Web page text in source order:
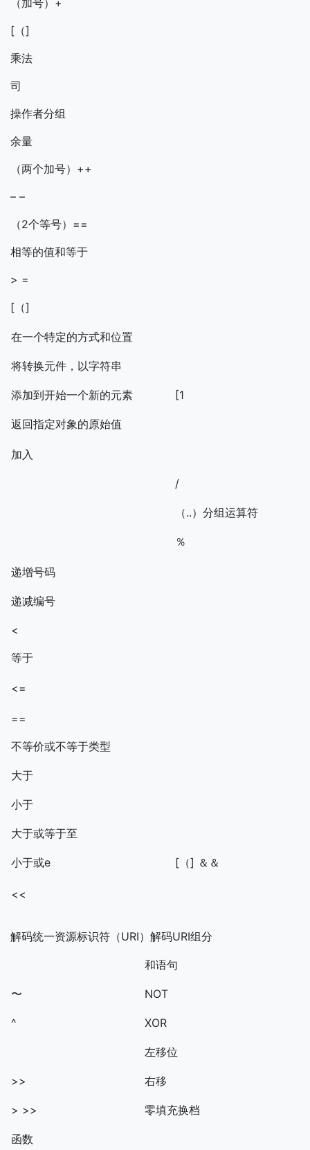
（加号）+
[（]
乘法
司
操作者分组
余量
（两个加号）++
– –
（2个等号）==
相等的值和等于
> =
[（]
在一个特定的方式和位置
将转换元件，以字符串
添加到开始一个新的元素 [1
返回指定对象的原始值
加入
/
（..）分组运算符
％
递增号码
递减编号
<
等于
<=
==
不等价或不等于类型
大于
小于
大于或等于至
小于或e [（] ＆＆
<<
解码统一资源标识符（URI）解码URI组分
和语句
〜 NOT
^ XOR
左移位
>> 右移
> >> 零填充换档
函数